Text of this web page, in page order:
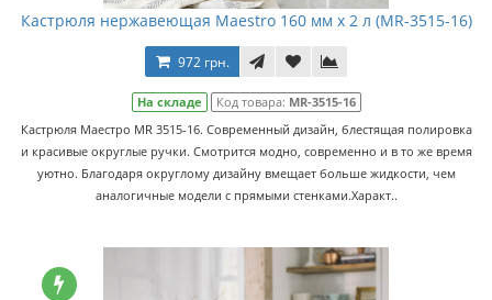
Кастрюля нержавеющая Maestro 160 мм x 2 л (MR-3515-16)
972 грн.
На складе Код товара: MR-3515-16
Кастрюля Маестро MR 3515-16. Современный дизайн, блестящая полировка
и красивые округлые ручки. Смотрится модно, современно и в то же время
уютно. Благодаря округлому дизайну вмещает больше жидкости, чем
аналогичные модели с прямыми стенками.Характ..